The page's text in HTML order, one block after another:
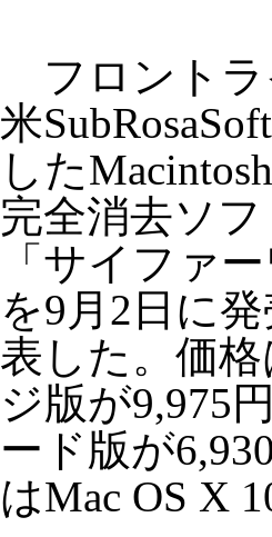
フロントラ
米
した
完全消去ソ
「サイファ
を9月2日に
表した。価
ジ版が9,975
ード版が
はMac OS X